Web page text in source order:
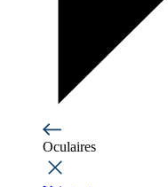
Oculaires